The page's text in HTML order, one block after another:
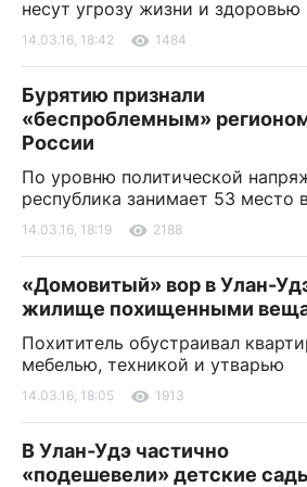
несут угрозу жизни и здоровью
14.03.16, 18:42 1484
Бурятию признали
«беспроблемным»
России
По уровню политической
республика занимает 53 место
14.03.16, 18:19 2188
«Домовитый» вор в Улан-
жилище похищенными
Похититель обустраивал
мебелью, техникой и утварью
14.03.16, 18:05 1913
В Улан-Удэ частично
«подешевели» детские